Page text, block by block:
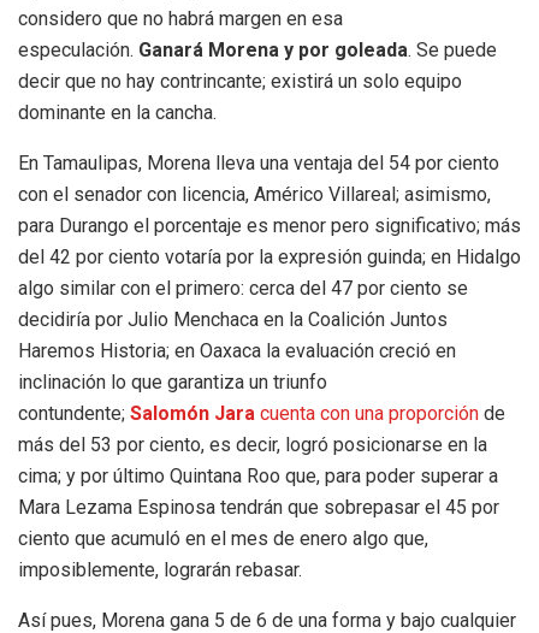
considero que no habrá margen en esa
especulación. Ganará Morena y por goleada. Se puede
decir que no hay contrincante; existirá un solo equipo
dominante en la cancha.
En Tamaulipas, Morena lleva una ventaja del 54 por ciento
con el senador con licencia, Américo Villareal; asimismo,
para Durango el porcentaje es menor pero significativo; más
del 42 por ciento votaría por la expresión guinda; en Hidalgo
algo similar con el primero: cerca del 47 por ciento se
decidiría por Julio Menchaca en la Coalición Juntos
Haremos Historia; en Oaxaca la evaluación creció en
inclinación lo que garantiza un triunfo
contundente; Salomón Jara cuenta con una proporción de
más del 53 por ciento, es decir, logró posicionarse en la
cima; y por último Quintana Roo que, para poder superar a
Mara Lezama Espinosa tendrán que sobrepasar el 45 por
ciento que acumuló en el mes de enero algo que,
imposiblemente, lograrán rebasar.
Así pues, Morena gana 5 de 6 de una forma y bajo cualquier